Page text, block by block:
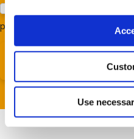
Use
preso visione della
Privacy